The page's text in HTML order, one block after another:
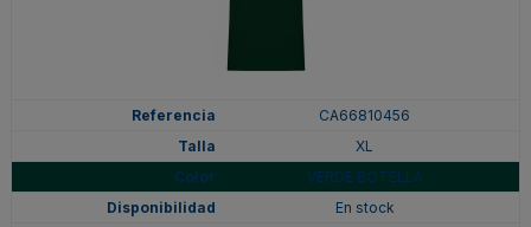
CA66810456
XL
VERDE BOTELLA
En stock